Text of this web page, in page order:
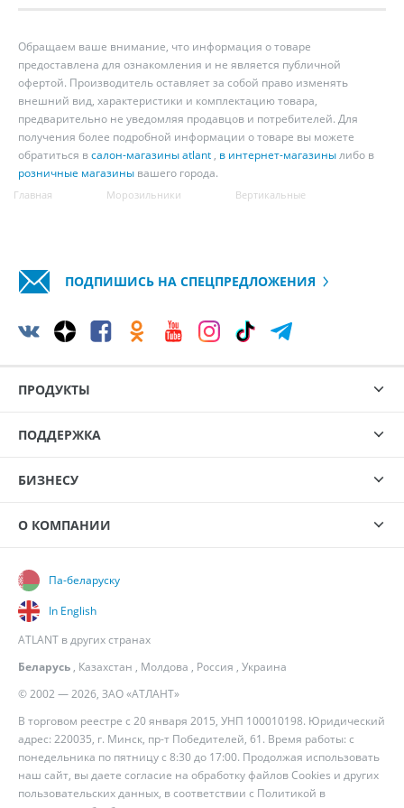
Обращаем ваше внимание, что информация о товаре
предоставлена для ознакомления и не является публичной
офертой. Производитель оставляет за собой право изменять
внешний вид, характеристики и комплектацию товара,
предварительно не уведомляя продавцов и потребителей. Для
получения более подробной информации о товаре вы можете
обратиться всалон-магазины atlant, в интернет-магазинылибо в
розничные магазины вашего города.
Главная Морозильники Вертикальные
ПОДПИШИСЬ НА СПЕЦПРЕДЛОЖЕНИЯ
ПРОДУКТЫ
ПОДДЕРЖКА
БИЗНЕСУ
О КОМПАНИИ
© 2002 — 2026, ЗАО «АТЛАНТ»
В торговом реестре с 20 января 2015, УНП 100010198. Юридический
адрес: 220035, г. Минск, пр-т Победителей, 61. Время работы: с
понедельника по пятницу с 8:30 до 17:00. Продолжая использовать
наш сайт, вы даете согласие на обработку файлов Cookies и других
пользовательских данных, в соответствии с Политикой в
Па-беларуску
In English
ATLANT в других странах
Беларусь, Казахстан , Молдова , Россия , Украина